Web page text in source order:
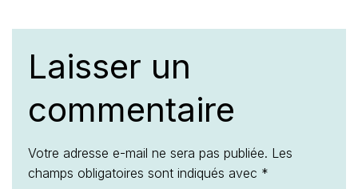
Laisser un
commentaire
Votre adresse e-mail ne sera pas publiée. Les
champs obligatoires sont indiqués avec *